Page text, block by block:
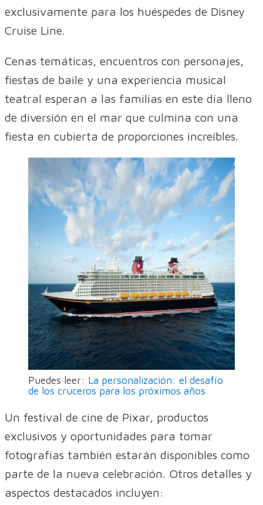
exclusivamente para los huéspedes de Disney
Cruise Line.
Cenas temáticas, encuentros con personajes,
fiestas de baile y una experiencia musical
teatral esperan a las familias en este día lleno
de diversión en el mar que culmina con una
fiesta en cubierta de proporciones increíbles.
Puedes leer: La personalización: el desafío
de los cruceros para los próximos años
Un festival de cine de Pixar, productos
exclusivos y oportunidades para tomar
fotografías también estarán disponibles como
parte de la nueva celebración. Otros detalles y
aspectos destacados incluyen: